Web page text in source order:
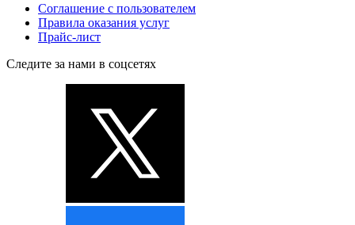
Соглашение с пользователем
Правила оказания услуг
Прайс-лист
Следите за нами в соцсетях